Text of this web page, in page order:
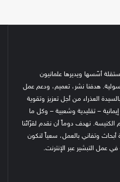
أسّسها ويديرها علمانيون
هدفنا نشر، تعميم، ودعم عمل
العذراء من أجل تعزيز وتقوية
– تقليدية وشعبية – وكل ما
الكنيسة. نهدف دوماً أن نقدم لقرّائنا
أبحاث وتفاني بالعمل، سعياً لنكون
عمل التبشير عبر الإنترنت.